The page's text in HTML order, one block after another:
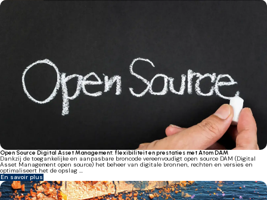
Open Source Digital Asset Management: flexibiliteit en prestaties met Atom DAM
Dankzij de toegankelijke en aanpasbare broncode vereenvoudigt open source DAM (Digital
Asset Management open source) het beheer van digitale bronnen, rechten en versies en
optimaliseert het de opslag ...
En savoir plus